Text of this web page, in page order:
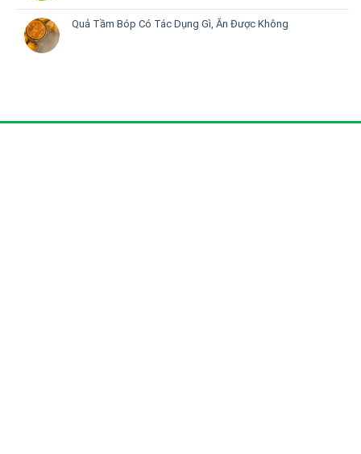
Quả Tầm Bóp Có Tác Dụng Gì, Ăn Được Không